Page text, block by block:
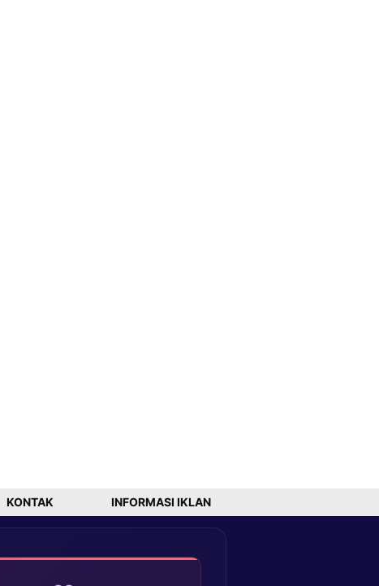
KONTAK INFORMASI IKLAN